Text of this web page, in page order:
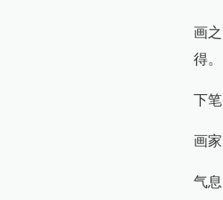
画
得。
下
画
气